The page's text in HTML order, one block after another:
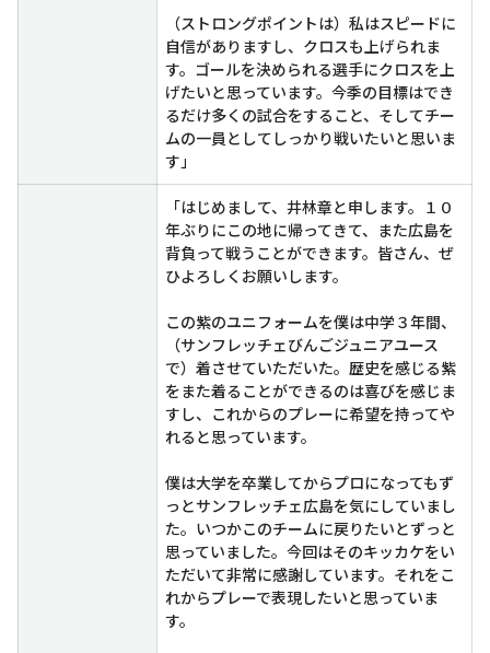
（ストロングポイントは）私はスピードに
自信がありますし、クロスも上げられま
す。ゴールを決められる選手にクロスを上
げたいと思っています。今季の目標はでき
るだけ多くの試合をすること、そしてチー
ムの一員としてしっかり戦いたいと思いま
す」
「はじめまして、井林章と申します。１０
年ぶりにこの地に帰ってきて、また広島を
背負って戦うことができます。皆さん、ぜ
ひよろしくお願いします。
この紫のユニフォームを僕は中学３年間、
（サンフレッチェびんごジュニアユース
で）着させていただいた。歴史を感じる紫
をまた着ることができるのは喜びを感じま
すし、これからのプレーに希望を持ってや
れると思っています。
僕は大学を卒業してからプロになってもず
っとサンフレッチェ広島を気にしていまし
た。いつかこのチームに戻りたいとずっと
思っていました。今回はそのキッカケをい
ただいて非常に感謝しています。それをこ
れからプレーで表現したいと思っていま
す。